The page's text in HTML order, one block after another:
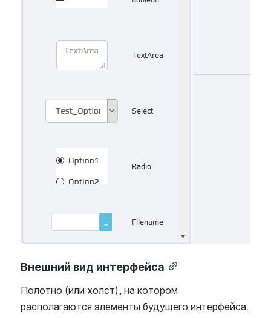
Внешний вид интерфейса
Полотно (или холст), на котором
располагаются элементы будущего интерфейса.